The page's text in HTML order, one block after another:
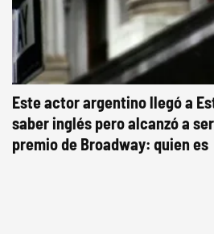
Este actor argentino llegó a
saber inglés pero alcanzó a
premio de Broadway: quien es